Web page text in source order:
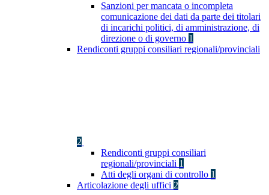
Sanzioni per mancata o incompleta
comunicazione dei dati da parte dei titolari
di incarichi politici, di amministrazione, di
direzione o di governo 1
Rendiconti gruppi consiliari regionali/provinciali
2
Rendiconti gruppi consiliari
regionali/provinciali 1
Atti degli organi di controllo 1
Articolazione degli uffici 2